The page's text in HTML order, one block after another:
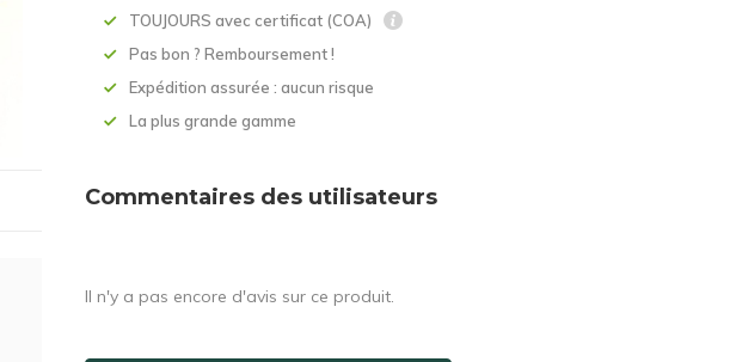
TOUJOURS avec certificat (COA)
Pas bon ? Remboursement !
Expédition assurée : aucun risque
La plus grande gamme
Commentaires des utilisateurs
Il n'y a pas encore d'avis sur ce produit.